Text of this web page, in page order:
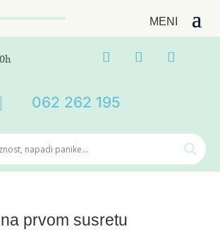
062 262 195
prvom susretu